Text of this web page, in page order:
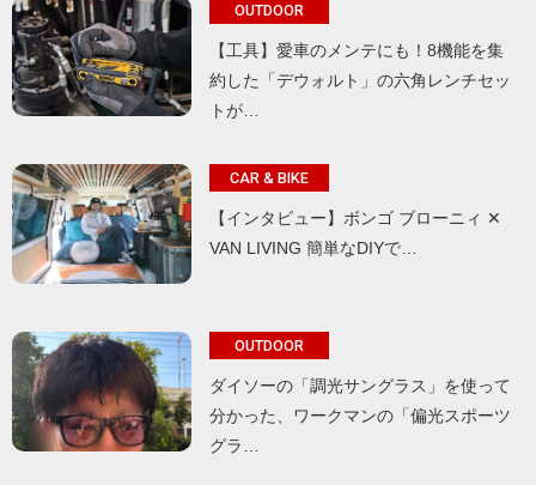
OUTDOOR
【工具】愛車のメンテにも！8機能を集
約した「デウォルト」の六角レンチセッ
トが…
CAR & BIKE
【インタビュー】ボンゴ ブローニィ ✕
VAN LIVING 簡単なDIYで…
OUTDOOR
ダイソーの「調光サングラス」を使って
分かった、ワークマンの「偏光スポーツ
グラ…